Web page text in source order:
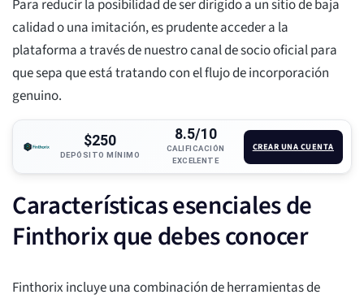
Para reducir la posibilidad de ser dirigido a un sitio de baja
calidad o una imitación, es prudente acceder a la
plataforma a través de nuestro canal de socio oficial para
que sepa que está tratando con el flujo de incorporación
genuino.
$250
DEPÓSITO MÍNIMO
8.5/10
CALIFICACIÓN
EXCELENTE
CREAR UNA CUENTA
Características esenciales de
Finthorix que debes conocer
Finthorix incluye una combinación de herramientas de